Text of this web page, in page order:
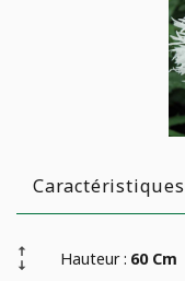
Caractéristiques
Hauteur : 60 Cm